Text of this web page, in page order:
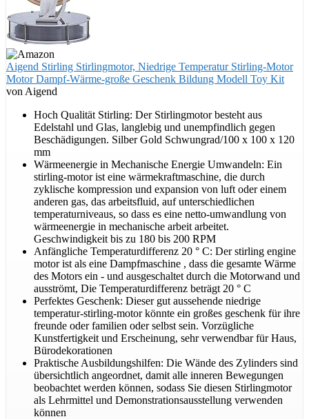
Aigend Stirling Stirlingmotor, Niedrige Temperatur Stirling-Motor
Motor Dampf-Wärme-große Geschenk Bildung Modell Toy Kit
von Aigend
Hoch Qualität Stirling: Der Stirlingmotor besteht aus
Edelstahl und Glas, langlebig und unempfindlich gegen
Beschädigungen. Silber Gold Schwungrad/100 x 100 x 120
mm
Wärmeenergie in Mechanische Energie Umwandeln: Ein
stirling-motor ist eine wärmekraftmaschine, die durch
zyklische kompression und expansion von luft oder einem
anderen gas, das arbeitsfluid, auf unterschiedlichen
temperaturniveaus, so dass es eine netto-umwandlung von
wärmeenergie in mechanische arbeit arbeitet.
Geschwindigkeit bis zu 180 bis 200 RPM
Anfängliche Temperaturdifferenz 20 ° C: Der stirling engine
motor ist als eine Dampfmaschine , dass die gesamte Wärme
des Motors ein - und ausgeschaltet durch die Motorwand und
ausströmt, Die Temperaturdifferenz beträgt 20 ° C
Perfektes Geschenk: Dieser gut aussehende niedrige
temperatur-stirling-motor könnte ein großes geschenk für ihre
freunde oder familien oder selbst sein. Vorzügliche
Kunstfertigkeit und Erscheinung, sehr verwendbar für Haus,
Bürodekorationen
Praktische Ausbildungshilfen: Die Wände des Zylinders sind
übersichtlich angeordnet, damit alle inneren Bewegungen
beobachtet werden können, sodass Sie diesen Stirlingmotor
als Lehrmittel und Demonstrationsausstellung verwenden
können